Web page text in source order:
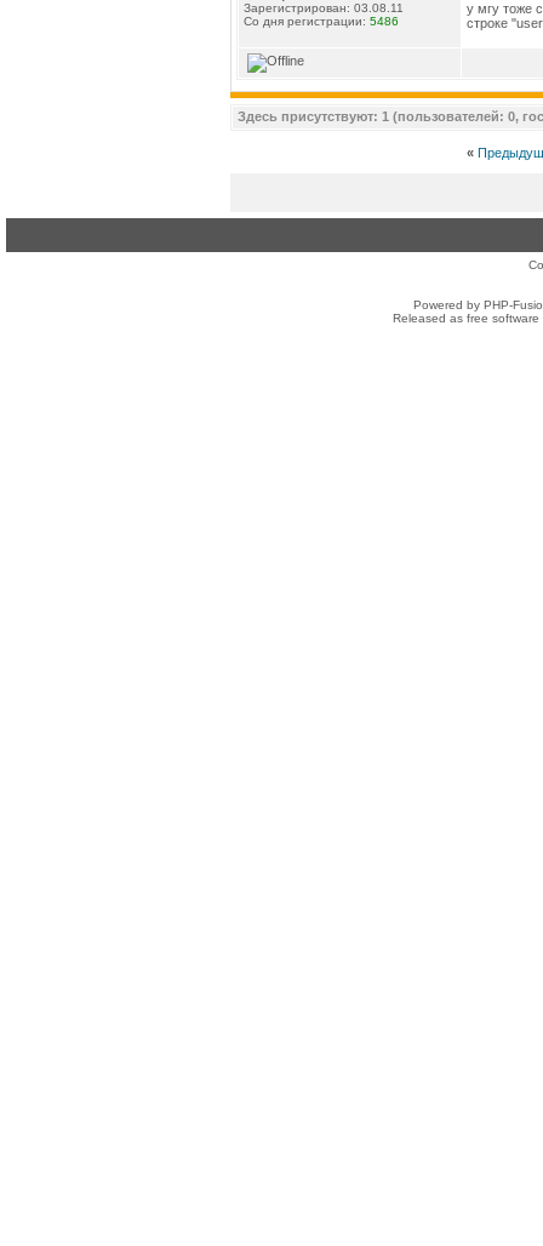
Зарегистрирован: 03.08.11
Со дня регистрации: 5486
у мгу тоже
строке
Здесь присутствуют: 1 (пользователей: 0,
«
Powered by PHP-
Released as free